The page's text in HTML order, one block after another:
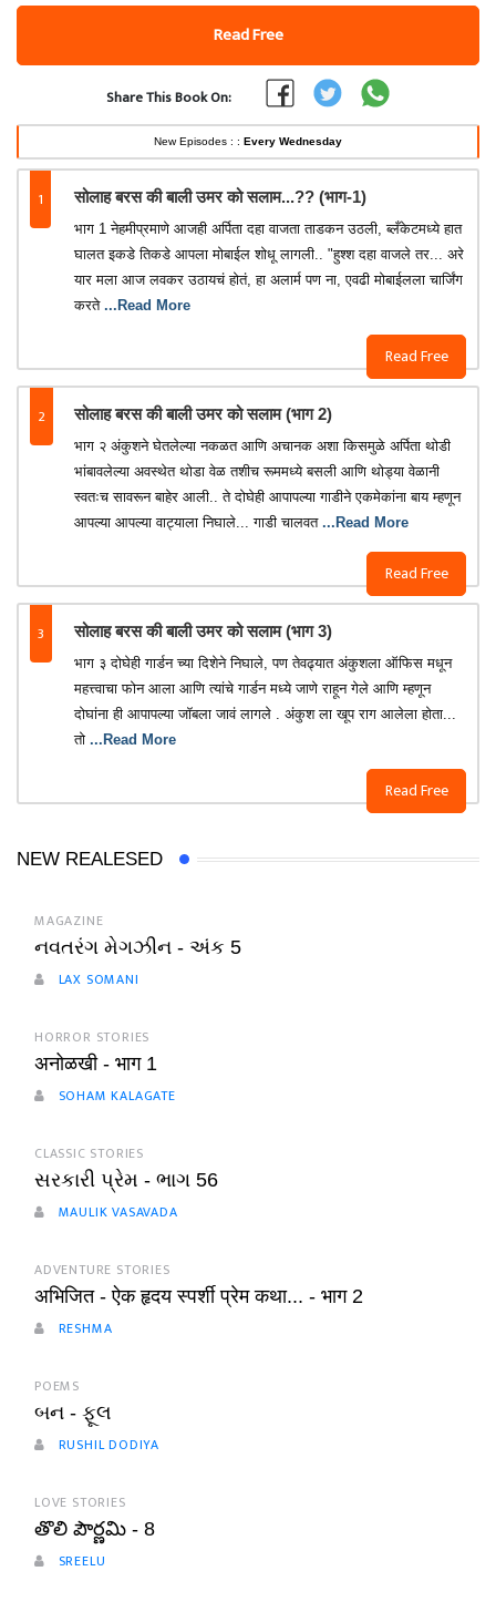
Read Free
Share This Book On:
New Episodes : : Every Wednesday
1 सोलाह बरस की बाली उमर को सलाम...?? (भाग-1)
Read Free
भाग 1 नेहमीप्रमाणे आजही अर्पिता दहा वाजता ताडकन उठली, ब्लँकेटमध्ये हात
घालत इकडे तिकडे आपला मोबाईल शोधू लागली.. "हुश्श दहा वाजले तर... अरे
यार मला आज लवकर उठायचं होतं, हा अलार्म पण ना, एवढी मोबाईलला चार्जिंग
करते ...Read More
2 सोलाह बरस की बाली उमर को सलाम (भाग 2)
Read Free
भाग २ अंकुशने घेतलेल्या नकळत आणि अचानक अशा किसमुळे अर्पिता थोडी
भांबावलेल्या अवस्थेत थोडा वेळ तशीच रूममध्ये बसली आणि थोड्या वेळानी
स्वतःच सावरून बाहेर आली.. ते दोघेही आपापल्या गाडीने एकमेकांना बाय म्हणून
आपल्या आपल्या वाट्याला निघाले... गाडी चालवत ...Read More
3 सोलाह बरस की बाली उमर को सलाम (भाग 3)
Read Free
भाग ३ दोघेही गार्डन च्या दिशेने निघाले, पण तेवढ्यात अंकुशला ऑफिस मधून
महत्त्वाचा फोन आला आणि त्यांचे गार्डन मध्ये जाणे राहून गेले आणि म्हणून
दोघांना ही आपापल्या जॉबला जावं लागले . अंकुश ला खूप राग आलेला होता...
तो ...Read More
NEW REALESED
MAGAZINE
નવતરંગ મેગઝીન - અંક 5
LAX SOMANI
HORROR STORIES
अनोळखी - भाग 1
SOHAM KALAGATE
CLASSIC STORIES
સરકારી પ્રેમ - ભાગ 56
MAULIK VASAVADA
ADVENTURE STORIES
अभिजित - ऐक हृदय स्पर्शी प्रेम कथा... - भाग 2
RESHMA
POEMS
બન - ફૂલ
RUSHIL DODIYA
LOVE STORIES
తొలి పౌర్ణమి - 8
SREELU